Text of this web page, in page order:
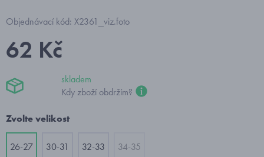
Objednávací kód: X2361_viz.foto
62 Kč
skladem
Kdy zboží obdržím?
Zvolte velikost
26-27 30-31 32-33 34-35